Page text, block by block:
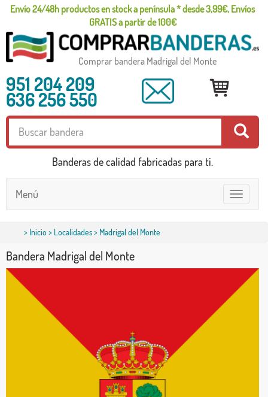
Envío 24/48h productos en stock a península * desde 3,99€, Envíos
GRATIS a partir de 100€
Comprar bandera Madrigal del Monte
951 204 209
636 256 550
Banderas de calidad fabricadas para ti.
Toggle
navigation
Menú
> Inicio> Localidades> Madrigal del Monte
Bandera Madrigal del Monte